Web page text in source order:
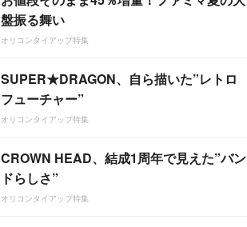
盤振る舞い
オリコンタイアップ特集
SUPER★DRAGON、自ら描いた”レトロ
フューチャー”
オリコンタイアップ特集
CROWN HEAD、結成1周年で見えた”バン
ドらしさ”
オリコンタイアップ特集